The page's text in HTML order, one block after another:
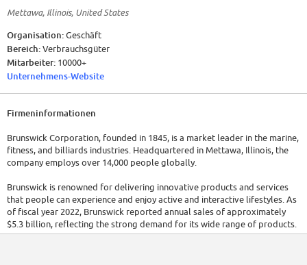
Mettawa, Illinois, United States
Organisation:Geschäft
Bereich:Verbrauchsgüter
Mitarbeiter: 10000+
Unternehmens-Website
Firmeninformationen
Brunswick Corporation, founded in 1845, is a market leader in the marine,
fitness, and billiards industries. Headquartered in Mettawa, Illinois, the
company employs over 14,000 people globally.
Brunswick is renowned for delivering innovative products and services
that people can experience and enjoy active and interactive lifestyles. As
of fiscal year 2022, Brunswick reported annual sales of approximately
$5.3 billion, reflecting the strong demand for its wide range of products.